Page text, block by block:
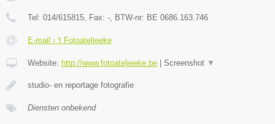
Tel: 014/615815 , Fax: - , BTW-nr: BE 0686.163.746
E-mail › 't Fotoateljeeke
Website: http://www.fotoateljeeke.be | Screenshot ▼
studio- en reportage fotografie
Diensten onbekend